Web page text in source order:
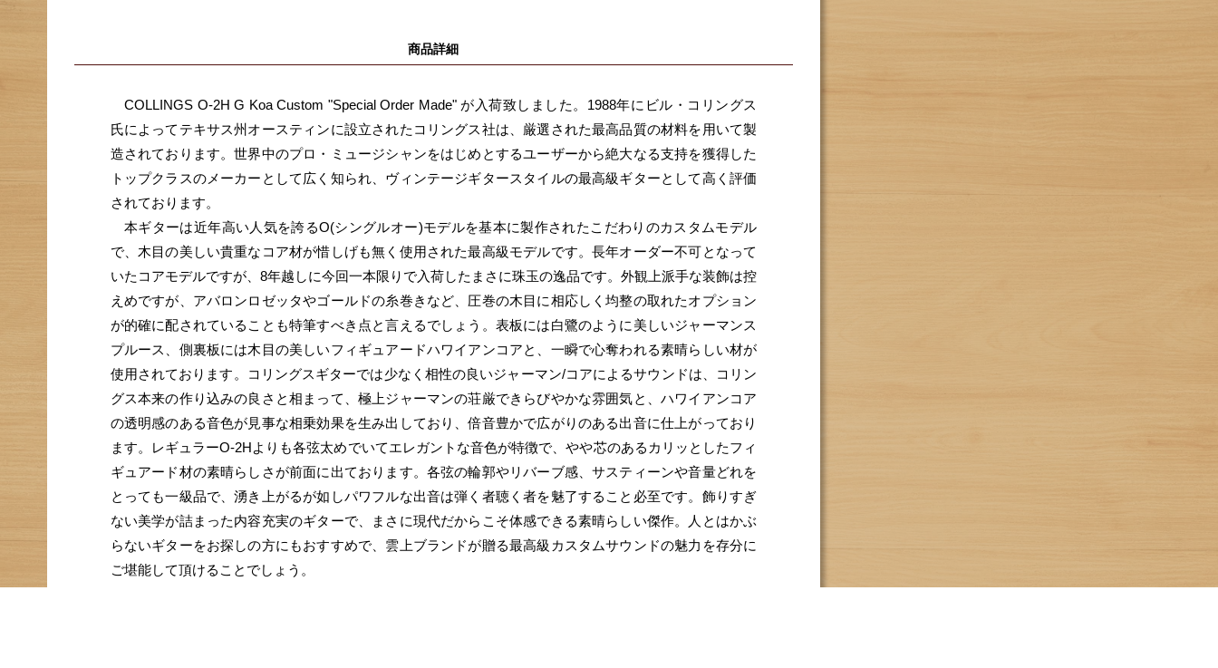
商品詳細
COLLINGS O-2H G Koa Custom "Special Order Made" が入荷致しました。1988年にビル・コリングス
氏によってテキサス州オースティンに設立されたコリングス社は、厳選された最高品質の材料を用いて製
造されております。世界中のプロ・ミュージシャンをはじめとするユーザーから絶大なる支持を獲得した
トップクラスのメーカーとして広く知られ、ヴィンテージギタースタイルの最高級ギターとして高く評価
されております。
本ギターは近年高い人気を誇るO(シングルオー)モデルを基本に製作されたこだわりのカスタムモデル
で、木目の美しい貴重なコア材が惜しげも無く使用された最高級モデルです。長年オーダー不可となって
いたコアモデルですが、8年越しに今回一本限りで入荷したまさに珠玉の逸品です。外観上派手な装飾は控
えめですが、アバロンロゼッタやゴールドの糸巻きなど、圧巻の木目に相応しく均整の取れたオプション
が的確に配されていることも特筆すべき点と言えるでしょう。表板には白鷺のように美しいジャーマンス
プルース、側裏板には木目の美しいフィギュアードハワイアンコアと、一瞬で心奪われる素晴らしい材が
使用されております。コリングスギターでは少なく相性の良いジャーマン/コアによるサウンドは、コリン
グス本来の作り込みの良さと相まって、極上ジャーマンの荘厳できらびやかな雰囲気と、ハワイアンコア
の透明感のある音色が見事な相乗効果を生み出しており、倍音豊かで広がりのある出音に仕上がっており
ます。レギュラーO-2Hよりも各弦太めでいてエレガントな音色が特徴で、やや芯のあるカリッとしたフィ
ギュアード材の素晴らしさが前面に出ております。各弦の輪郭やリバーブ感、サスティーンや音量どれを
とっても一級品で、湧き上がるが如しパワフルな出音は弾く者聴く者を魅了すること必至です。飾りすぎ
ない美学が詰まった内容充実のギターで、まさに現代だからこそ体感できる素晴らしい傑作。人とはかぶ
らないギターをお探しの方にもおすすめで、雲上ブランドが贈る最高級カスタムサウンドの魅力を存分に
ご堪能して頂けることでしょう。